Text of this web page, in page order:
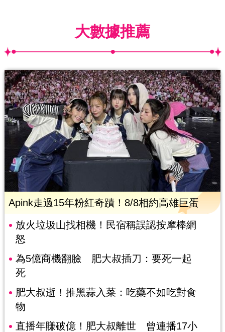
大數據推薦
Apink走過15年粉紅奇蹟！8/8相約高雄巨蛋
放火垃圾山找相機！民宿稱誤認按摩棒網
怒
為5億商機翻臉 肥大叔插刀：要死一起
死
肥大叔逝！推黑蒜入菜：吃藥不如吃對食
物
直播年賺破億！肥大叔離世 曾連播17小